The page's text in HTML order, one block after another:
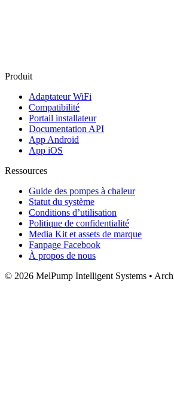
Produit
Adaptateur WiFi
Compatibilité
Portail installateur
Documentation API
App Android
App iOS
Ressources
Guide des pompes à chaleur
Statut du système
Conditions d’utilisation
Politique de confidentialité
Media Kit et assets de marque
Fanpage Facebook
À propos de nous
© 2026 MelPump Intelligent Systems •